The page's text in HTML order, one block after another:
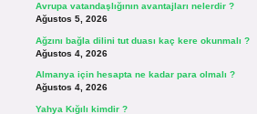
Avrupa vatandaşlığının avantajları nelerdir ?
Ağustos 5, 2026
Ağzını bağla dilini tut duası kaç kere okunmalı ?
Ağustos 4, 2026
Almanya için hesapta ne kadar para olmalı ?
Ağustos 4, 2026
Yahya Kığılı kimdir ?